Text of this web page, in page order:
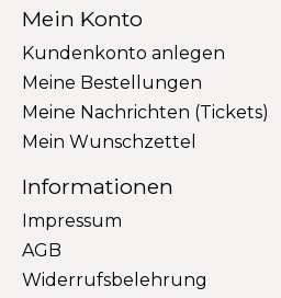
Mein Konto
Kundenkonto anlegen
Meine Bestellungen
Meine Nachrichten (Tickets)
Mein Wunschzettel
Informationen
Impressum
AGB
Widerrufsbelehrung